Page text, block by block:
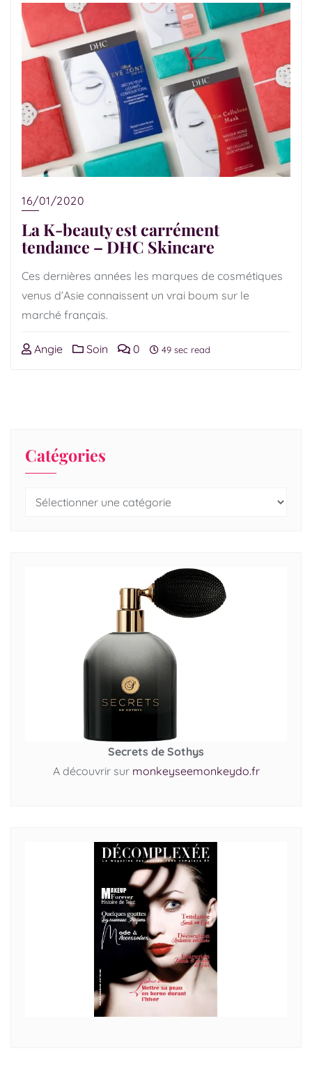
16/01/2020
La K-beauty est carrément
tendance – DHC Skincare
Ces dernières années les marques de cosmétiques
venus d’Asie connaissent un vrai boum sur le
marché français.
Angie Soin 0 49 sec read
Catégories
Secrets de Sothys
A découvrir sur monkeyseemonkeydo.fr